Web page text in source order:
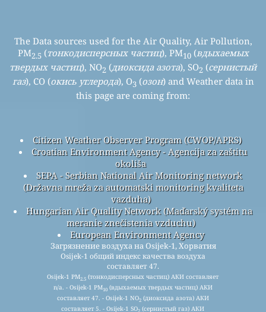
The Data sources used for the Air Quality, Air Pollution,
PM2.5 (тонкодисперсных частиц), PM10(вдыхаемых
твердых частиц), NO2 (диоксида азота), SO2 (сернистый
газ), CO (окись углерода), O3 (озон) and Weather data in
this page are coming from:
Citizen Weather Observer Program (CWOP/APRS)
Croatian Environment Agency - Agencija za zaštitu
okoliša
SEPA - Serbian National Air Monitoring network
(Državna mreža za automatski monitoring kvaliteta
vazduha)
Hungarian Air Quality Network (Maďarský systém na
meranie znečistenia vzduchu)
European Environment Agency
Загрязнение воздуха на Osijek-1, Хорватия
Osijek-1 общий индекс качества воздуха
составляет 47.
Osijek-1 PM2.5 (тонкодисперсных частиц) АКИ составляет
n/a. - Osijek-1 PM10(вдыхаемых твердых частиц) АКИ
составляет 47. - Osijek-1 NO2(диоксида азота) АКИ
составляет 5. - Osijek-1 SO2 (сернистый газ) АКИ